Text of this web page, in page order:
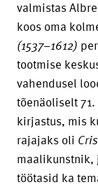
valmistas
koos oma
(1537–1612)
tootmise
vahendusel
tõenäoliselt
kirjastus, mis
rajajaks oli
maalikunstnik,
töötasid ka